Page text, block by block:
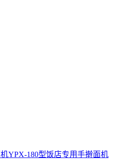
YPX-180型饭店专用手擀面机